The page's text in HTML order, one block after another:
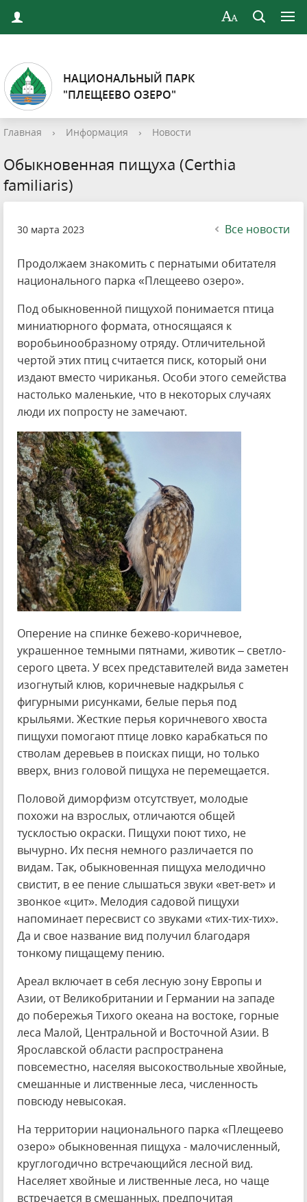
НАЦИОНАЛЬНЫЙ ПАРК
"ПЛЕЩЕЕВО ОЗЕРО"
Главная › Информация › Новости
Обыкновенная пищуха (Certhia
familiaris)
30 марта 2023 Все новости
Продолжаем знакомить с пернатыми обитателя
национального парка «Плещеево озеро».
Под обыкновенной пищухой понимается птица
миниатюрного формата, относящаяся к
воробьинообразному отряду. Отличительной
чертой этих птиц считается писк, который они
издают вместо чириканья. Особи этого семейства
настолько маленькие, что в некоторых случаях
люди их попросту не замечают.
Оперение на спинке бежево-коричневое,
украшенное темными пятнами, животик – светло-
серого цвета. У всех представителей вида заметен
изогнутый клюв, коричневые надкрылья с
фигурными рисунками, белые перья под
крыльями. Жесткие перья коричневого хвоста
пищухи помогают птице ловко карабкаться по
стволам деревьев в поисках пищи, но только
вверх, вниз головой пищуха не перемещается.
Половой диморфизм отсутствует, молодые
похожи на взрослых, отличаются общей
тусклостью окраски. Пищухи поют тихо, не
вычурно. Их песня немного различается по
видам. Так, обыкновенная пищуха мелодично
свистит, в ее пение слышаться звуки «вет-вет» и
звонкое «цит». Мелодия садовой пищухи
напоминает пересвист со звуками «тих-тих-тих».
Да и свое название вид получил благодаря
тонкому пищащему пению.
Ареал включает в себя лесную зону Европы и
Азии, от Великобритании и Германии на западе
до побережья Тихого океана на востоке, горные
леса Малой, Центральной и Восточной Азии. В
Ярославской области распространена
повсеместно, населяя высокоствольные хвойные,
смешанные и лиственные леса, численность
повсюду невысокая.
На территории национального парка «Плещеево
озеро» обыкновенная пищуха - малочисленный,
круглогодично встречающийся лесной вид.
Населяет хвойные и лиственные леса, но чаще
встречается в смешанных, предпочитая